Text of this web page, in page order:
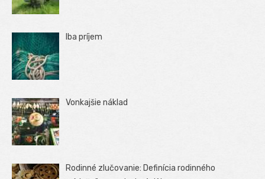
Iba príjem
Vonkajšie náklad
Rodinné zlučovanie: Definícia rodinného